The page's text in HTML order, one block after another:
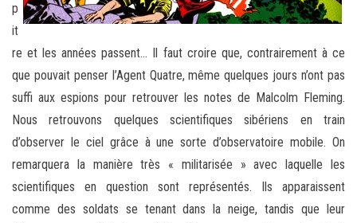
p
it
re et les années passent… Il faut croire que, contrairement à ce
que pouvait penser l’Agent Quatre, même quelques jours n’ont pas
suffi aux espions pour retrouver les notes de Malcolm Fleming.
Nous retrouvons quelques scientifiques sibériens en train
d’observer le ciel grâce à une sorte d’observatoire mobile. On
remarquera la manière très « militarisée » avec laquelle les
scientifiques en question sont représentés. Ils apparaissent
comme des soldats se tenant dans la neige, tandis que leur